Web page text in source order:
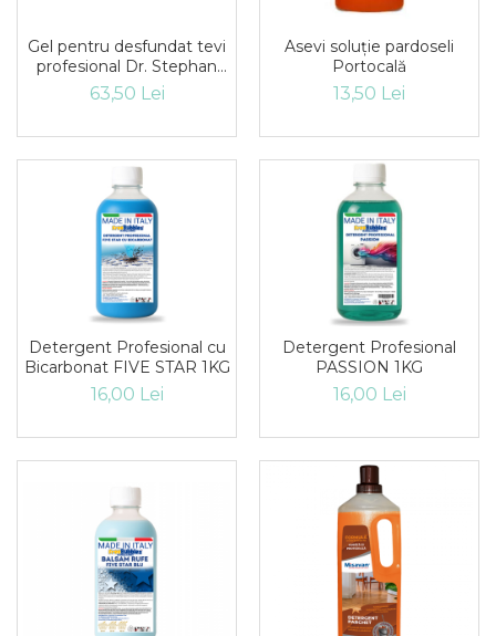
Solutie curatat geamuri
Solutie curatat podele
Solutie curatat mobila
Solutii dezinfectante
Odorizant camera
Solutie curatat covoare
Detergenti universani
Servetele umede antibacteriene
Cristale Aspirator
Laveta magica
Maturi, mopuri si galeti
Solutii Antimucegai
Solutie anticalcar pentru
Solutie curatare aparatura
electronica
Solutie multisuprafete
Gel pentru desfundat tevi
profesional Dr. Stephan
Power Drain 1l
63,50 Lei
Asevi soluție pardoseli
Portocală
13,50 Lei
Detergent Profesional cu
Bicarbonat FIVE STAR 1KG
16,00 Lei
Detergent Profesional
PASSION 1KG
16,00 Lei